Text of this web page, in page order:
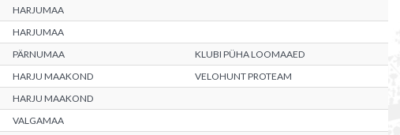
HARJUMAA
HARJUMAA
PÄRNUMAA
KLUBI PÜHA LOOMAAED
HARJU MAAKOND
VELOHUNT PROTEAM
HARJU MAAKOND
VALGAMAA